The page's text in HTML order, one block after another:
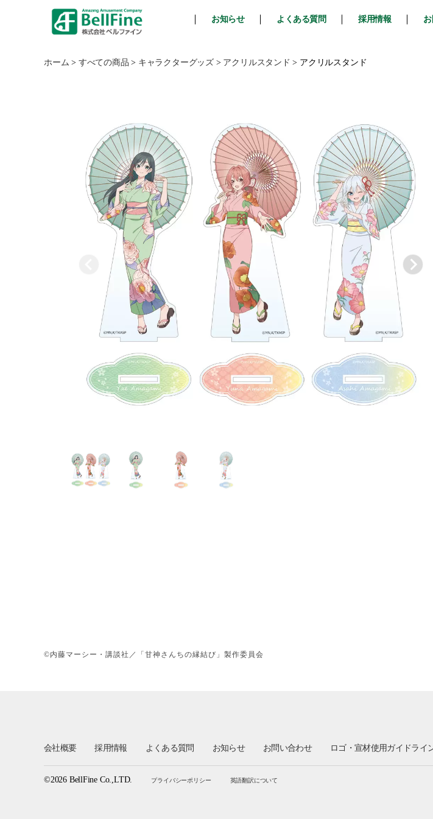
フ
お知らせ よくある質問 採用情報
ホーム > すべての商品 > キャラクターグッズ > アクリルスタンド > アクリルスタンド
©内藤マーシー・講談社／「甘神さんちの縁結び」製作委員会
会社概要 採用情報 よくある質問 お知らせ お問い合わせ ロゴ・宣材使用ガイドライ
©2026 BellFine Co.,LTD. プライバシーポリシー 英語翻訳について